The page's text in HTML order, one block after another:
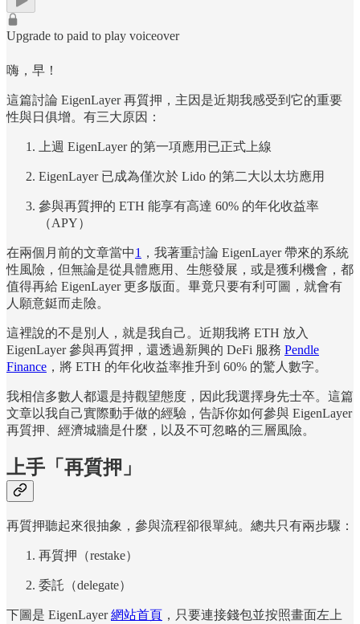
Upgrade to paid to play voiceover
嗨，早！
這篇討論 EigenLayer 再質押，主因是近期我感受到它的重要
性與日俱增。有三大原因：
上週 EigenLayer 的第一項應用已正式上線
EigenLayer 已成為僅次於 Lido 的第二大以太坊應用
參與再質押的 ETH 能享有高達 60% 的年化收益率
（APY）
在兩個月前的文章當中1 ，我著重討論 EigenLayer 帶來的系統
性風險，但無論是從具體應用、生態發展，或是獲利機會，都
值得再給 EigenLayer 更多版面。畢竟只要有利可圖，就會有
人願意鋌而走險。
這裡說的不是別人，就是我自己。近期我將 ETH 放入
EigenLayer 參與再質押，還透過新興的 DeFi 服務 Pendle
Finance ，將 ETH 的年化收益率推升到 60% 的驚人數字。
我相信多數人都還是持觀望態度，因此我選擇身先士卒。這篇
文章以我自己實際動手做的經驗，告訴你如何參與 EigenLayer
再質押、經濟城牆是什麼，以及不可忽略的三層風險。
上手「再質押」
再質押聽起來很抽象，參與流程卻很單純。總共只有兩步驟：
再質押（restake）
委託（delegate）
下圖是 EigenLayer網站首頁 ，只要連接錢包並按照畫面左上